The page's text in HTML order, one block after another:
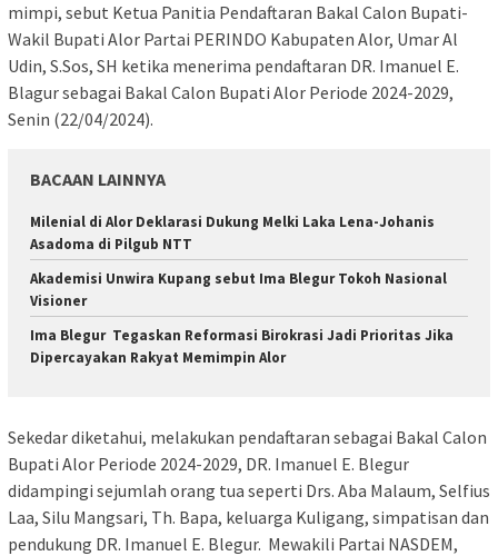
mimpi, sebut Ketua Panitia Pendaftaran Bakal Calon Bupati-
Wakil Bupati Alor Partai PERINDO Kabupaten Alor, Umar Al
Udin, S.Sos, SH ketika menerima pendaftaran DR. Imanuel E.
Blagur sebagai Bakal Calon Bupati Alor Periode 2024-2029,
Senin (22/04/2024).
BACAAN LAINNYA
Milenial di Alor Deklarasi Dukung Melki Laka Lena-Johanis
Asadoma di Pilgub NTT
Akademisi Unwira Kupang sebut Ima Blegur Tokoh Nasional
Visioner
Ima Blegur Tegaskan Reformasi Birokrasi Jadi Prioritas Jika
Dipercayakan Rakyat Memimpin Alor
Sekedar diketahui, melakukan pendaftaran sebagai Bakal Calon
Bupati Alor Periode 2024-2029, DR. Imanuel E. Blegur
didampingi sejumlah orang tua seperti Drs. Aba Malaum, Selfius
Laa, Silu Mangsari, Th. Bapa, keluarga Kuligang, simpatisan dan
pendukung DR. Imanuel E. Blegur. Mewakili Partai NASDEM,